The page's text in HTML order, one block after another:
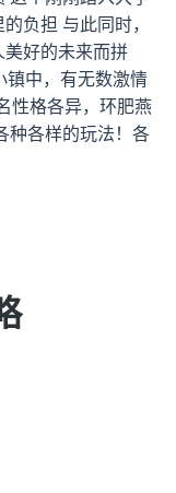
负担 与此同时，
好的未来而拼
中，有无数激情
性格各异，环肥燕
种各样的玩法！各